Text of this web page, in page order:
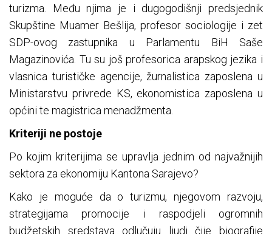
turizma. Među njima je i dugogodišnji predsjednik
Skupštine Muamer Bešlija, profesor sociologije i zet
SDP-ovog zastupnika u Parlamentu BiH Saše
Magazinovića. Tu su još profesorica arapskog jezika i
vlasnica turističke agencije, žurnalistica zaposlena u
Ministarstvu privrede KS, ekonomistica zaposlena u
općini te magistrica menadžmenta.
Kriteriji ne postoje
Po kojim kriterijima se upravlja jednim od najvažnijih
sektora za ekonomiju Kantona Sarajevo?
Kako je moguće da o turizmu, njegovom razvoju,
strategijama promocije i raspodjeli ogromnih
budžetskih sredstava odlučuju ljudi čije biografije